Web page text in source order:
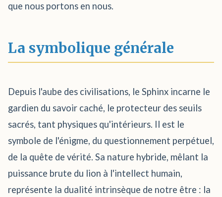
que nous portons en nous.
La symbolique générale
Depuis l'aube des civilisations, le Sphinx incarne le
gardien du savoir caché, le protecteur des seuils
sacrés, tant physiques qu'intérieurs. Il est le
symbole de l'énigme, du questionnement perpétuel,
de la quête de vérité. Sa nature hybride, mêlant la
puissance brute du lion à l'intellect humain,
représente la dualité intrinsèque de notre être : la